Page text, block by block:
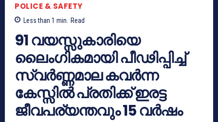
POLICE & SAFETY
Less than 1 min. Read
91 വയസ്സുകാരിയെ
ലൈംഗികമായി പീഢിപ്പിച്ച്
സ്വർണ്ണമാല കവർന്ന
കേസ്സിൽ പ്രതിക്ക് ഇരട്ട
ജീവപര്യന്തവും 15 വർഷം